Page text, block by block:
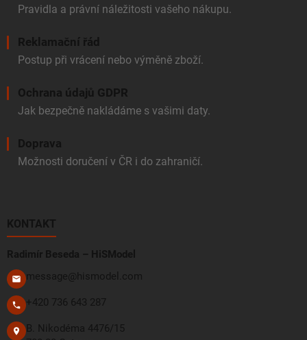
Pravidla a právní náležitosti vašeho nákupu.
Reklamační řád
Postup při vrácení nebo výměně zboží.
Ochrana údajů GDPR
Jak bezpečně nakládáme s vašimi daty.
Doprava
Možnosti doručení v ČR i do zahraničí.
KONTAKT
Radimír Beseda – HiSModel
message@hismodel.com
+420 736 643 287
B. Nikodéma 4476/15